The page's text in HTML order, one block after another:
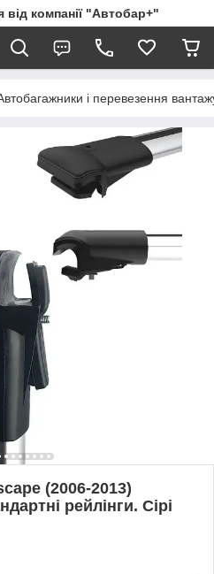
компанії "Автобар+"
і перевезення
(2006-2013)
рейлінги. Сірі